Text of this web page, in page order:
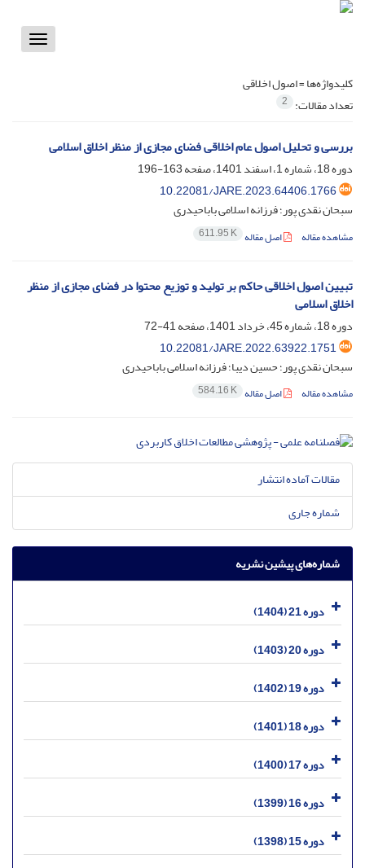
Toggle
کلیدواژه‌ها =اصول اخلاقی
تعداد مقالات: 2
بررسی و تحلیل اصول عام اخلاقی فضای مجازی از منظر اخلاق اسلامی
دوره 18، شماره 1، اسفند 1401، صفحه
163-196
10.22081/JARE.2023.64406.1766
سبحان نقدی پور؛ فرزانه اسلامی باباحیدری
مشاهده مقاله اصل مقاله 611.95 K
تبیین اصول اخلاقی حاکم بر تولید و توزیع محتوا در فضای مجازی از منظر
اخلاق اسلامی
دوره 18، شماره 45، خرداد 1401، صفحه
41-72
10.22081/JARE.2022.63922.1751
سبحان نقدی پور؛ حسین دیبا؛ فرزانه اسلامی باباحیدری
مشاهده مقاله اصل مقاله 584.16 K
مقالات آماده انتشار
شماره جاری
شماره‌های پیشین نشریه
دوره 21 (1404)
دوره 20 (1403)
دوره 19 (1402)
دوره 18 (1401)
دوره 17 (1400)
دوره 16 (1399)
دوره 15 (1398)